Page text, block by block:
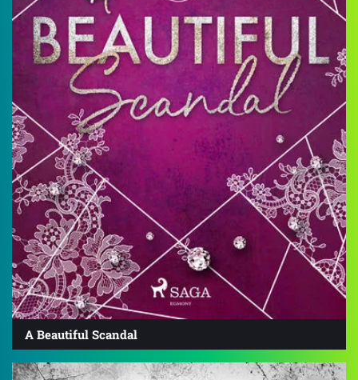
A Beautiful Scandal